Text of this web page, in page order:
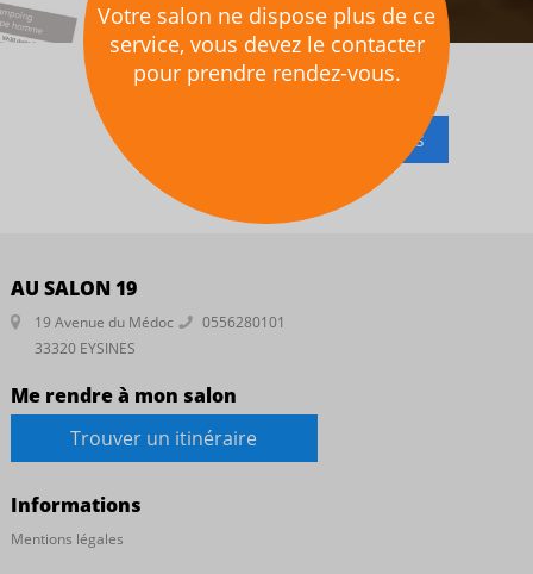
Votre salon ne dispose plus de ce
service, vous devez le contacter
pour prendre rendez-vous.
7j/7 clics
Je prends rendez-vous
AU SALON 19
19 Avenue du Médoc
0556280101
33320 EYSINES
Me rendre à mon salon
Trouver un itinéraire
Informations
Mentions légales